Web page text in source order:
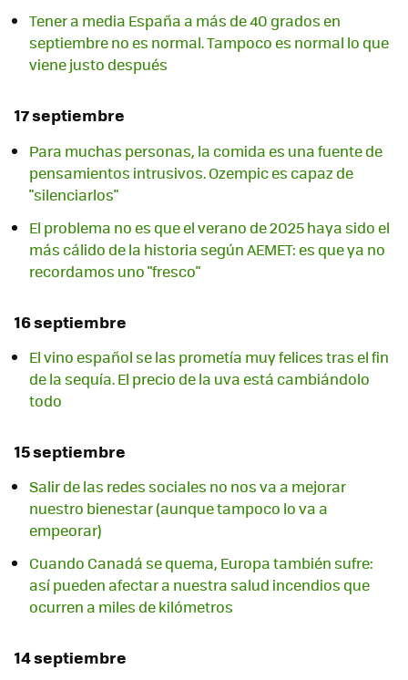
Tener a media España a más de 40 grados en
septiembre no es normal. Tampoco es normal lo que
viene justo después
17 septiembre
Para muchas personas, la comida es una fuente de
pensamientos intrusivos. Ozempic es capaz de
"silenciarlos"
El problema no es que el verano de 2025 haya sido el
más cálido de la historia según AEMET: es que ya no
recordamos uno "fresco"
16 septiembre
El vino español se las prometía muy felices tras el fin
de la sequía. El precio de la uva está cambiándolo
todo
15 septiembre
Salir de las redes sociales no nos va a mejorar
nuestro bienestar (aunque tampoco lo va a
empeorar)
Cuando Canadá se quema, Europa también sufre:
así pueden afectar a nuestra salud incendios que
ocurren a miles de kilómetros
14 septiembre